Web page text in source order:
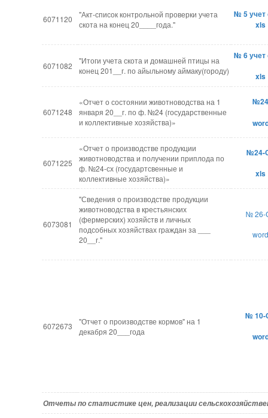
6071120
"Акт-список контрольной проверки учета
скота на конец 20____года."
№ 5 учет
xls
6071082
"Итоги учета скота и домашней птицы на
конец 201__г. по айыльному аймаку(городу)
№ 6 учет
xls
6071248
«Отчет о состоянии животноводства на 1
января 20__г. по ф. №24 (государственные
и коллективные хозяйства)»
№24
6071225
«Отчет о производстве продукции
животноводства и получении приплода по
ф. №24-сх (государтсвенные и
коллективные хозяйства)»
№24-
xls
6073081
"Сведения о производстве продукции
животноводства в крестьянских
(фермерских) хозяйств и личных
подсобных хозяйствах граждан за ___
20__г."
№ 26-
word
6072673
"Отчет о производстве кормов" на 1
декабря 20___года
№ 10-
Отчеты по статистике цен, реализации